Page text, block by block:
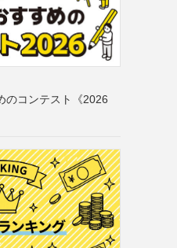
のコンテスト《2026